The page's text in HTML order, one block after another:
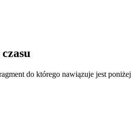
do którego nawiązuje jest poniżej